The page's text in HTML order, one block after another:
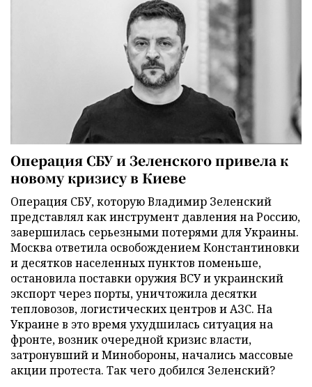
Операция СБУ и Зеленского привела к
новому кризису в Киеве
Операция СБУ, которую Владимир Зеленский
представлял как инструмент давления на Россию,
завершилась серьезными потерями для Украины.
Москва ответила освобождением Константиновки
и десятков населенных пунктов поменьше,
остановила поставки оружия ВСУ и украинский
экспорт через порты, уничтожила десятки
тепловозов, логистических центров и АЗС. На
Украине в это время ухудшилась ситуация на
фронте, возник очередной кризис власти,
затронувший и Минобороны, начались массовые
акции протеста. Так чего добился Зеленский?